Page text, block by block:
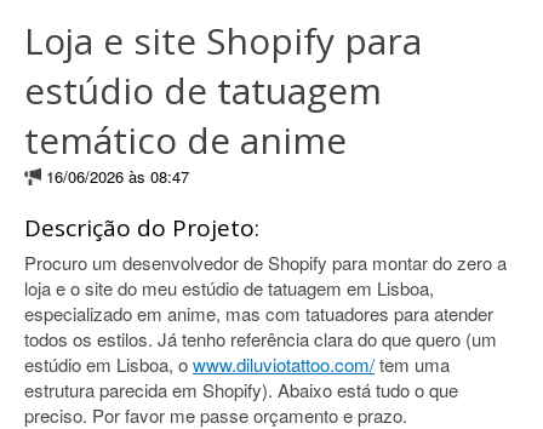
Loja e site Shopify para
estúdio de tatuagem
temático de anime
16/06/2026 às 08:47
Descrição do Projeto:
Procuro um desenvolvedor de Shopify para montar do zero a
loja e o site do meu estúdio de tatuagem em Lisboa,
especializado em anime, mas com tatuadores para atender
todos os estilos. Já tenho referência clara do que quero (um
estúdio em Lisboa, owww.diluviotattoo.com/tem uma
estrutura parecida em Shopify). Abaixo está tudo o que
preciso. Por favor me passe orçamento e prazo.